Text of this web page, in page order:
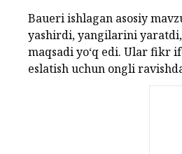
Baueri ishlagan asosiy
yashirdi, yangilarini
maqsadi yo‘q edi. Ular fikr
eslatish uchun ongli